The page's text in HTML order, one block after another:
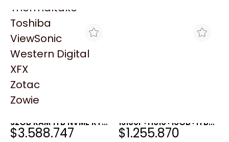
Thermaltake
Toshiba
ViewSonic
Western Digital
XFX
Zotac
Zowie
MAXIMUS
32GB RAM 1TB NVME RTX
5070 12GB
$3.588.747
13100F+H610+16GB+1TB
M.2 NVME+RTX 3050
$1.255.870